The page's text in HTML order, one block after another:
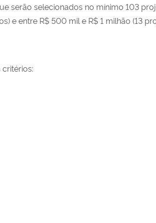
serão selecionados no mínimo 103
e entre R$ 500 mil e R$ 1 milhão (13